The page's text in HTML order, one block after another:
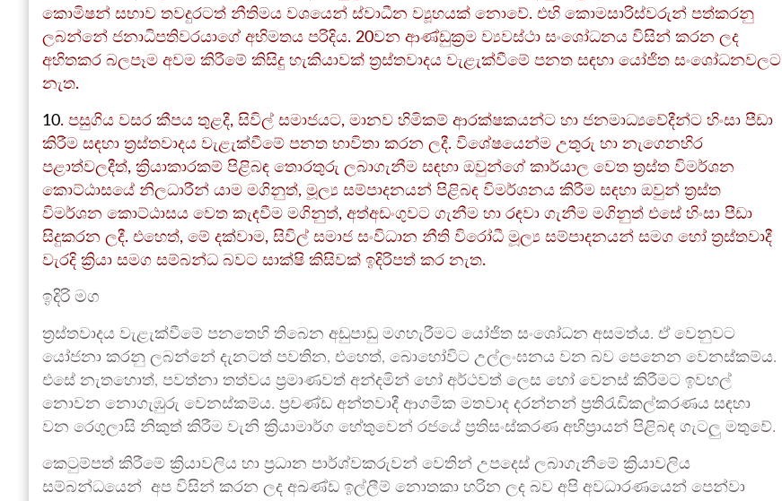
කොමිෂන් සභාව තවදුරටත් නීතිමය වශයෙන් ස්වාධීන ව්‍යූහයක් නොවේ. එහි කොමසාරිස්වරුන් පත්කරනු
ලබන්නේ ජනාධිපතිවරයාගේ අභිමතය පරිදිය. 20වන ආණ්ඩුක්‍රම ව්‍යවස්ථා සංශෝධනය විසින් කරන ලද
අහිතකර බලපෑම අවම කිරීමේ කිසිදු හැකියාවක් ත්‍රස්තවාදය වැළැක්වීමේ පනත සඳහා යෝජිත සංශෝධනවලට
නැත.
10. පසුගිය වසර කීපය තුළදී, සිවිල් සමාජයට, මානව හිමිකම් ආරක්ෂකයන්ට හා ජනමාධ්‍යවේදීන්ට හිංසා පීඩා
කිරීම සඳහා ත්‍රස්තවාදය වැළැක්වීමේ පනත භාවිතා කරන ලදී. විශේෂයෙන්ම උතුරු හා නැගෙනහිර
පළාත්වලදීත්, ක්‍රියාකාරකම් පිළිබඳ තොරතුරු ලබාගැනීම සඳහා ඔවුන්ගේ කාර්යාල වෙත ත්‍රස්ත විමර්ශන
කොට්ඨාසයේ නිලධාරීන් යාම මගිනුත්, මූල්‍ය සම්පාදනයන් පිළිබඳ විමර්ශනය කිරීම සඳහා ඔවුන් ත්‍රස්ත
විමර්ශන කොට්ඨාසය වෙත කැඳවීම මගිනුත්, අත්අඩංගුවට ගැනීම හා රඳවා ගැනීම මගිනුත් එසේ හිංසා පීඩා
සිදුකරන ලදී. එහෙත්, මේ දක්වාම, සිවිල් සමාජ සංවිධාන නීති විරෝධී මූල්‍ය සම්පාදනයන් සමග හෝ ත්‍රස්තවාදී
වැරදි ක්‍රියා සමග සම්බන්ධ බවට සාක්ෂි කිසිවක් ඉදිරිපත් කර නැත.
ඉදිරි මග
ත්‍රස්තවාදය වැළැක්වීමේ පනතෙහි තිබෙන අඩුපාඩු මගහැරීමට යෝජිත සංශෝධන අසමත්ය. ඒ වෙනුවට
යෝජනා කරනු ලබන්නේ දැනටත් පවතින, එහෙත්, බොහෝවිට උල්ලංඝනය වන බව පෙනෙන වෙනස්කම්ය.
එසේ නැතහොත්, පවත්නා තත්වය ප්‍රමාණවත් අන්දමින් හෝ අර්ථවත් ලෙස හෝ වෙනස් කිරීමට ඉවහල්
නොවන නොගැඹුරු වෙනස්කම්ය. ප්‍රචණ්ඩ අන්තවාදී ආගමික මතවාද දරන්නන් ප්‍රතිරැඩිකල්කරණය සඳහා
වන රෙගුලාසි නිකුත් කිරීම වැනි ක්‍රියාමාර්ග හේතුවෙන් රජයේ ප්‍රතිසංස්කරණ අභිප්‍රායන් පිළිබඳ ගැටලු මතුවේ.
කෙටුම්පත් කිරීමේ ක්‍රියාවලිය හා ප්‍රධාන පාර්ශ්වකරුවන් වෙතින් උපදෙස් ලබාගැනීමේ ක්‍රියාවලිය
සම්බන්ධයෙන් අප විසින් කරන ලද අඛණ්ඩ ඉල්ලීම් නොතකා හරින ලද බව අපි අවධාරණයෙන් පෙන්වා